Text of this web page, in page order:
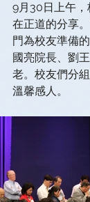
9月30日上午
在正道的分享
門為校友準備
國亮院長、劉
老。校友們分
溫馨感人。